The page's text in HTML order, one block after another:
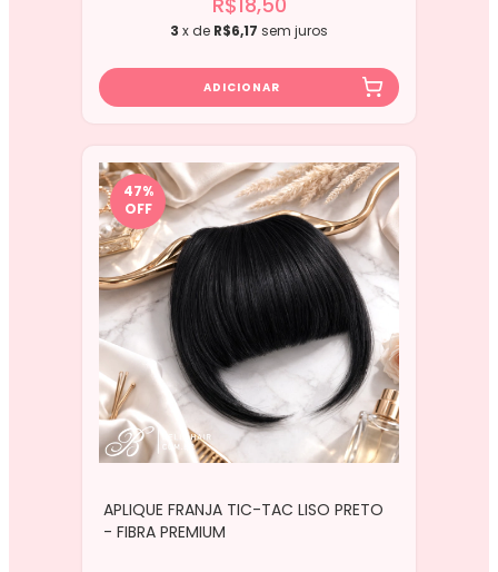
3 x de R$6,17 sem juros
47%
OFF
APLIQUE FRANJA TIC-TAC LISO PRETO
- FIBRA PREMIUM